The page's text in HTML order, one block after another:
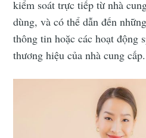
kiểm soát trực tiếp từ nhà
dùng, và có thể dẫn đến
thông tin hoặc các hoạt động
thương hiệu của nhà cung cấp.